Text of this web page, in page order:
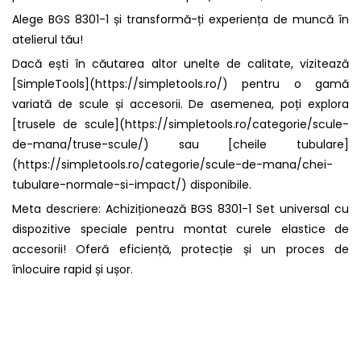
Alege BGS 8301-1 și transformă-ți experiența de muncă în
atelierul tău!
Dacă ești în căutarea altor unelte de calitate, vizitează
[SimpleTools](https://simpletools.ro/) pentru o gamă
variată de scule și accesorii. De asemenea, poți explora
[trusele de scule](https://simpletools.ro/categorie/scule-
de-mana/truse-scule/) sau [cheile tubulare]
(https://simpletools.ro/categorie/scule-de-mana/chei-
tubulare-normale-si-impact/) disponibile.
Meta descriere: Achiziționează BGS 8301-1 Set universal cu
dispozitive speciale pentru montat curele elastice de
accesorii! Oferă eficiență, protecție și un proces de
înlocuire rapid și ușor.